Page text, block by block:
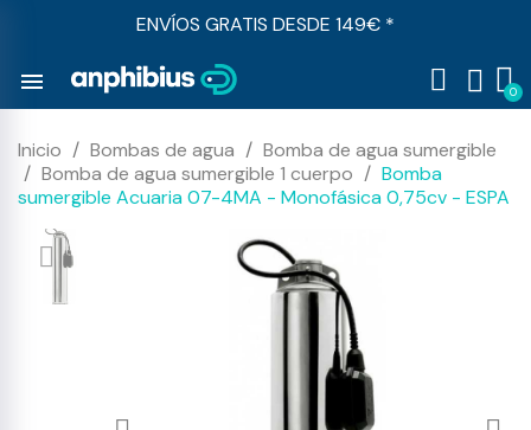
ENVÍOS GRATIS DESDE 149€ *
menu
Inicio Bombas de agua
Bomba de agua sumergible
Bomba de agua sumergible 1 cuerpo
Bomba
sumergible Acuaria 07-4MA - Monofásica 0,75cv - ESPA